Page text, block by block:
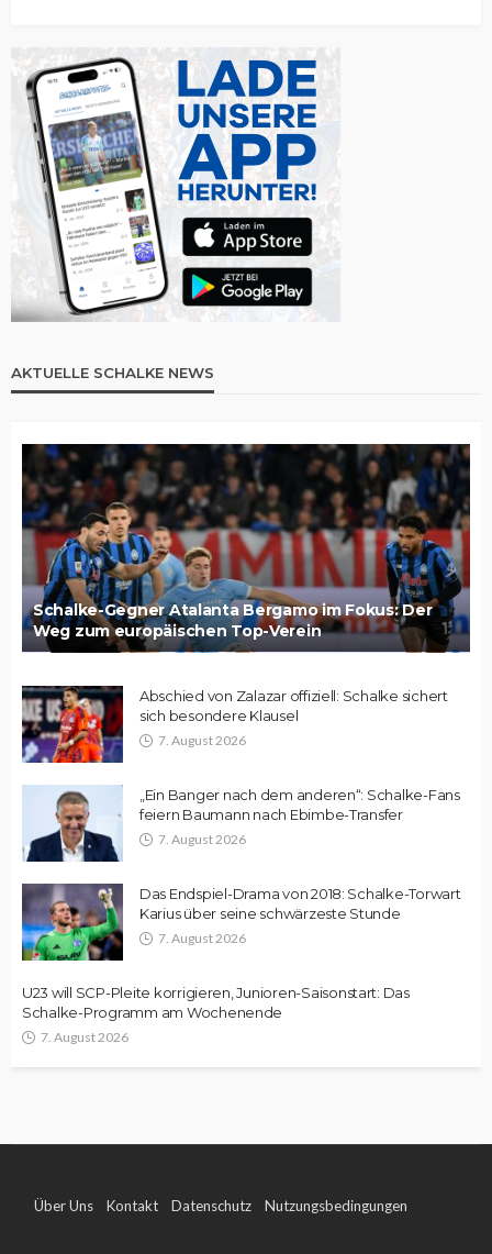
AKTUELLE SCHALKE NEWS
Schalke-Gegner Atalanta Bergamo im Fokus: Der
Weg zum europäischen Top-Verein
Abschied von Zalazar offiziell: Schalke sichert
sich besondere Klausel
7. August 2026
„Ein Banger nach dem anderen“: Schalke-Fans
feiern Baumann nach Ebimbe-Transfer
7. August 2026
Das Endspiel-Drama von 2018: Schalke-Torwart
Karius über seine schwärzeste Stunde
7. August 2026
U23 will SCP-Pleite korrigieren, Junioren-Saisonstart: Das
Schalke-Programm am Wochenende
7. August 2026
Über Uns Kontakt Datenschutz Nutzungsbedingungen